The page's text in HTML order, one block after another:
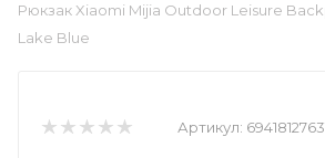
Рюкзак Xiaomi Mijia Outdoor Leisure
Lake Blue
Артикул: